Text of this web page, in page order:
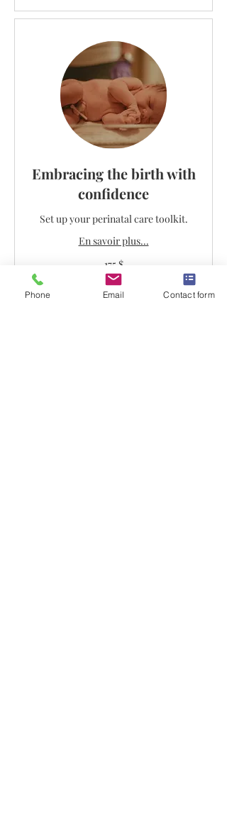
Embracing the birth with
confidence
Set up your perinatal care toolkit.
En savoir plus...
175 $
Phone Email Contact form